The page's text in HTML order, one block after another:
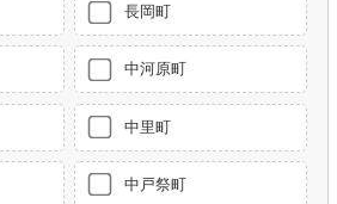
長岡町
中河原町
中里町
中戸祭町